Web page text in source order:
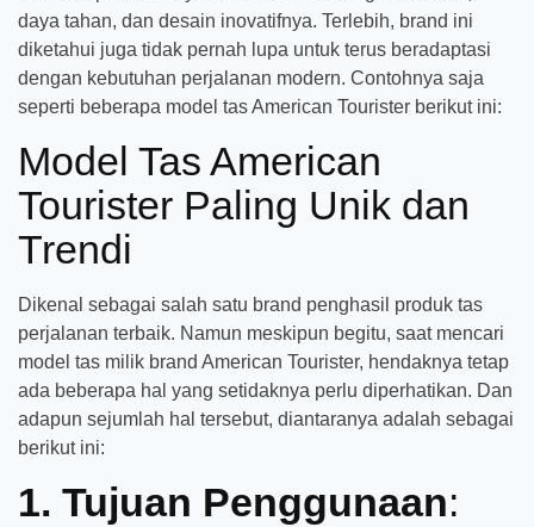
daya tahan, dan desain inovatifnya. Terlebih, brand ini
diketahui juga tidak pernah lupa untuk terus beradaptasi
dengan kebutuhan perjalanan modern. Contohnya saja
seperti beberapa model tas American Tourister berikut ini:
Model Tas American
Tourister Paling Unik dan
Trendi
Dikenal sebagai salah satu brand penghasil produk tas
perjalanan terbaik. Namun meskipun begitu, saat mencari
model tas milik brand American Tourister, hendaknya tetap
ada beberapa hal yang setidaknya perlu diperhatikan. Dan
adapun sejumlah hal tersebut, diantaranya adalah sebagai
berikut ini:
1. Tujuan Penggunaan: